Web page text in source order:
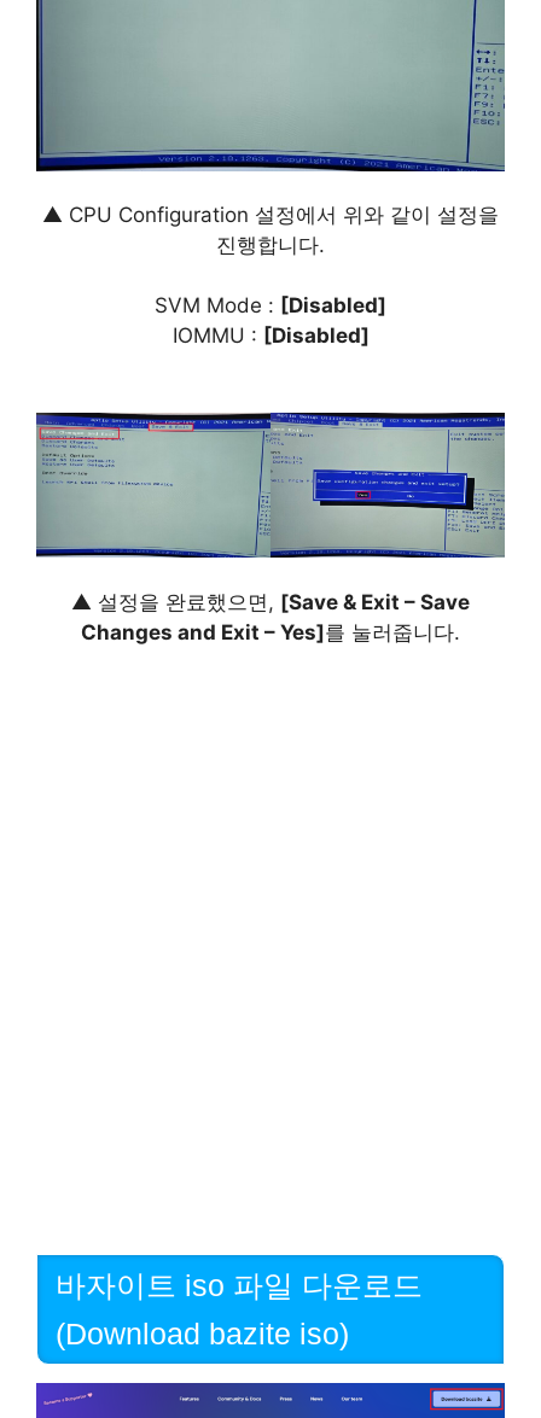
▲ CPU Configuration 설정에서 위와 같이 설정을
진행합니다.
SVM Mode : [Disabled]
IOMMU : [Disabled]
▲ 설정을 완료했으면, [Save & Exit – Save
Changes and Exit – Yes]를 눌러줍니다.
바자이트 iso 파일 다운로드
(Download bazite iso)